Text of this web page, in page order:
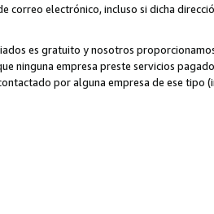
correo electrónico, incluso si dicha
es gratuito y nosotros
ninguna empresa preste servicios
por alguna empresa de ese